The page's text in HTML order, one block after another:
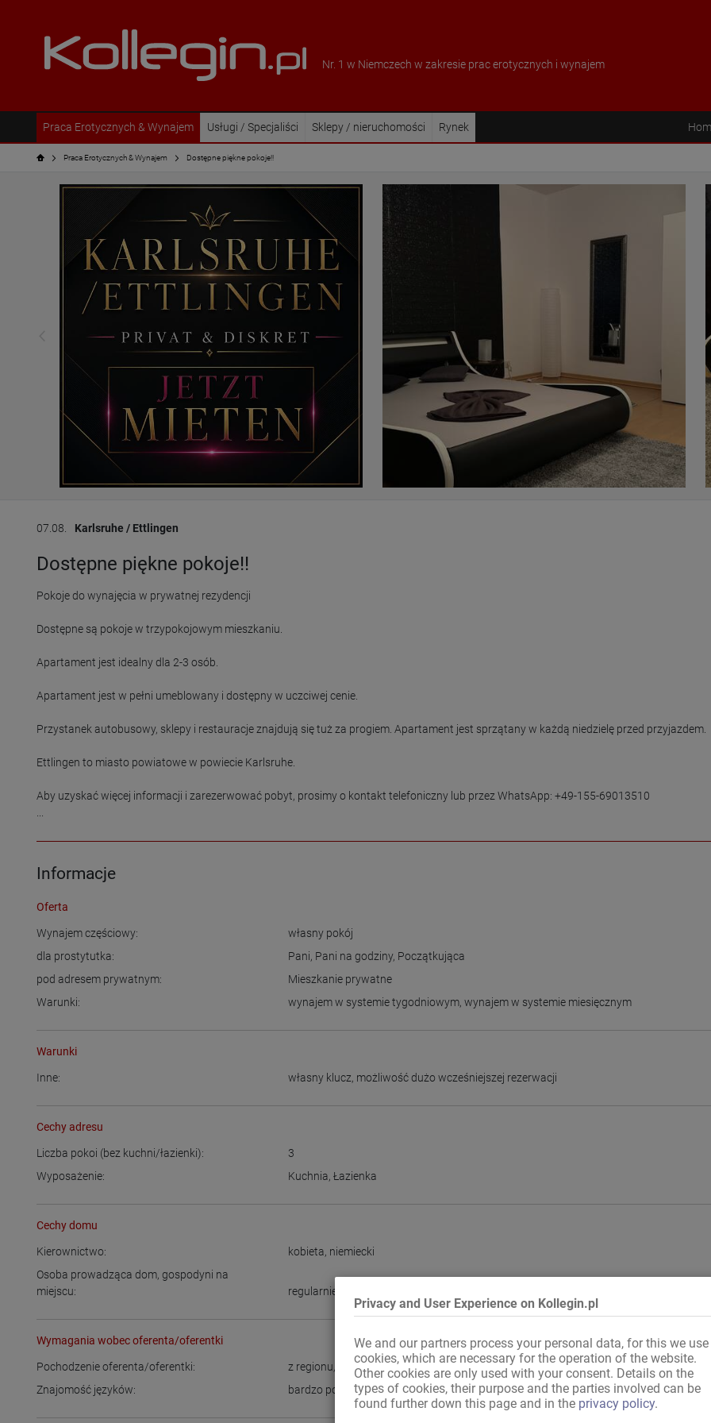
Privacy and User Experience on Kollegin.pl
We and our partners process your personal data, for this we use
cookies, which are necessary for the operation of the website.
Other cookies are only used with your consent. Details on the
types of cookies, their purpose and the parties involved can be
found further down this page and in the privacy policy.
Nr. 1 w Niemczech w zakresie prac erotycznych i wynajem
Praca Erotycznych & Wynajem Usługi / Specjaliści Sklepy / nieruchomości Rynek
Praca Erotycznych & Wynajem Dostępne piękne pokoje!!
07.08. Karlsruhe / Ettlingen
Dostępne piękne pokoje!!
Pokoje do wynajęcia w prywatnej rezydencji
Dostępne są pokoje w trzypokojowym mieszkaniu.
Apartament jest idealny dla 2-3 osób.
Apartament jest w pełni umeblowany i dostępny w uczciwej cenie.
Przystanek autobusowy, sklepy i restauracje znajdują się tuż za progiem. Apartament jest sprzątany w każdą niedzielę przed przyjazdem.
Ettlingen to miasto powiatowe w powiecie Karlsruhe.
Aby uzyskać więcej informacji i zarezerwować pobyt, prosimy o kontakt telefoniczny lub przez WhatsApp: +49-155-69013510
Informacje
Oferta
Wynajem częściowy:
własny pokój
dla prostytutka:
Pani, Pani na godziny, Początkująca
pod adresem prywatnym:
Mieszkanie prywatne
Warunki:
wynajem w systemie tygodniowym,wynajem w systemie miesięcznym
Warunki
Inne: własny klucz, możliwość dużo wcześniejszej rezerwacji
Cechy adresu
Liczba pokoi (bez kuchni/łazienki):
3
Wyposażenie:
Kuchnia,Łazienka
Cechy domu
Kierownictwo: kobieta, niemiecki
Osoba prowadząca dom, gospodyni na
miejscu:
regularnie
Wymagania wobec oferenta/oferentki
Pochodzenie oferenta/oferentki: z regionu Niemcy,Kraj UE,międzynarodowe, legalnie
Znajomość języków:
bardzo podstawowy niemiecki